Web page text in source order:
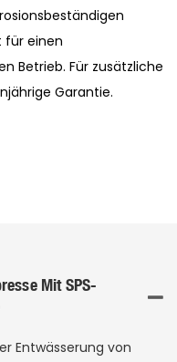
für einen
Betrieb. Für zusätzliche
Garantie.
Mit SPS-
Entwässerung von